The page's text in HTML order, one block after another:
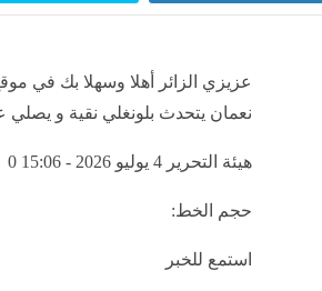
عزيزي الزائر أهلا وسهلا بك في
نعمان يتحدث بلونغلي نقية و يصلي
هيئة التحرير 4 يوليو 2026 - 15:06 0
حجم الخط:
استمع للخبر